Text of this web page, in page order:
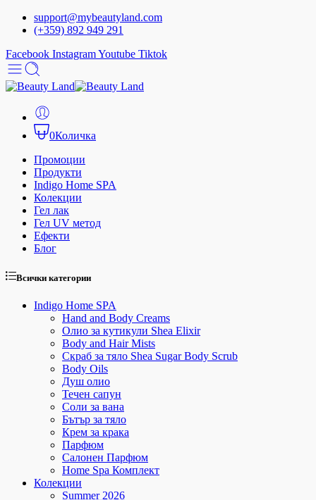
support@mybeautyland.com
(+359) 892 949 291
Facebook InstagramYoutube Tiktok
0Количка
Промоции
Продукти
Indigo Home SPA
Колекции
Гел лак
Гел UV метод
Ефекти
Блог
Всички категории
Indigo Home SPA
Hand and Body Creams
Олио за кутикули Shea Elixir
Body and Hair Mists
Скраб за тяло Shea Sugar Body Scrub
Body Oils
Душ олио
Течен сапун
Соли за вана
Бътър за тяло
Крем за крака
Парфюм
Салонен Парфюм
Home Spa Комплект
Колекции
Summer 2026